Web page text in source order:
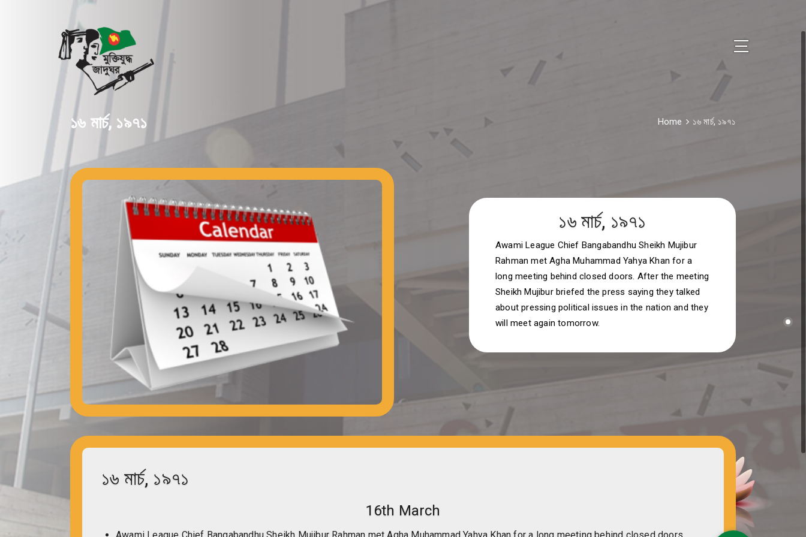
১৬ মার্চ, ১৯৭১ Home ১৬ মার্চ, ১৯৭১
১৬ মার্চ, ১৯৭১
Awami League Chief Bangabandhu Sheikh Mujibur
Rahman met Agha Muhammad Yahya Khan for a
long meeting behind closed doors. After the meeting
Sheikh Mujibur briefed the press saying they talked
about pressing political issues in the nation and they
will meet again tomorrow.
১৬ মার্চ, ১৯৭১
16th March